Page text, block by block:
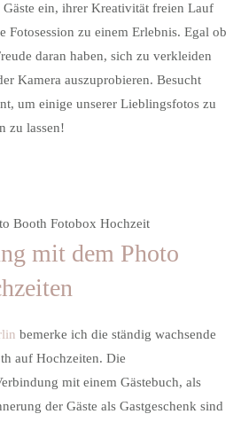
ein, ihrer Kreativität freien Lauf
Fotosession zu einem Erlebnis. Egal ob
daran haben, sich zu verkleiden
Kamera auszuprobieren. Besucht
um einige unserer Lieblingsfotos zu
zu lassen!
mit dem Photo
bemerke ich die ständig wachsende
auf Hochzeiten. Die
mit einem Gästebuch, als
der Gäste als Gastgeschenk sind